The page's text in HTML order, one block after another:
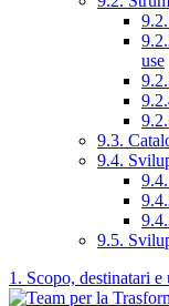
use
9.3.
9.4.
9.5.
1. Scopo, destinatari